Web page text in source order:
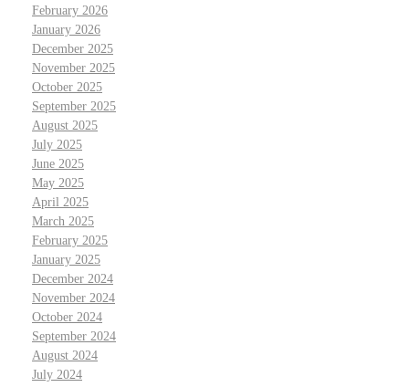
February 2026
January 2026
December 2025
November 2025
October 2025
September 2025
August 2025
July 2025
June 2025
May 2025
April 2025
March 2025
February 2025
January 2025
December 2024
November 2024
October 2024
September 2024
August 2024
July 2024